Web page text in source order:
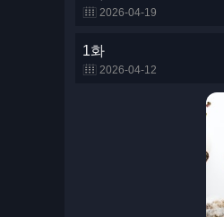
2026-04-19
1화
2026-04-12